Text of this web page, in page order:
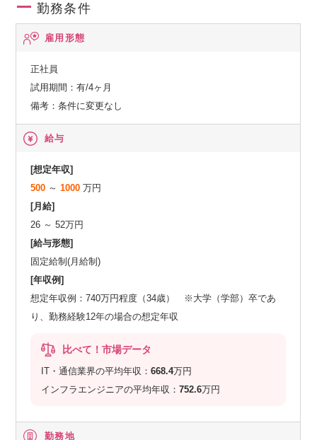
勤務条件
雇用形態
正社員
試用期間：有/4ヶ月
備考：条件に変更なし
給与
[想定年収]
500 ～1000 万円
[月給]
26 ～ 52万円
[給与形態]
固定給制(月給制)
[年収例]
想定年収例：740万円程度（34歳） ※大学（学部）卒であ
り、勤務経験12年の場合の想定年収
比べて！市場データ
IT・通信業界の平均年収：668.4万円
インフラエンジニアの平均年収：752.6万円
勤務地